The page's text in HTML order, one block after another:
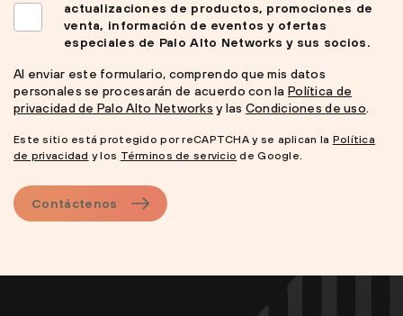
actualizaciones de productos, promociones de
venta, información de eventos y ofertas
especiales de Palo Alto Networks y sus socios.
Al enviar este formulario, comprendo que mis datos
personales se procesarán de acuerdo con laPolítica de
privacidad de Palo Alto Networks y las Condiciones de uso.
Este sitio está protegido por reCAPTCHA y se aplican la Política
de privacidad y los Términos de servicio de Google.
Contáctenos